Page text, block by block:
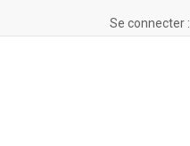
Se connecter :